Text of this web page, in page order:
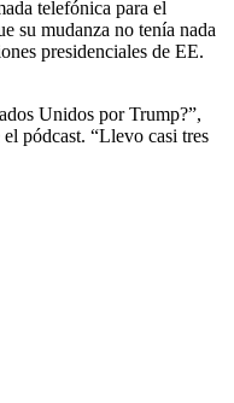
telefónica para el
su mudanza no tenía nada
presidenciales de EE.
Unidos por Trump?”,
pódcast. “Llevo casi tres